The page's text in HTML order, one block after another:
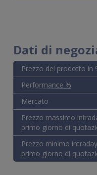
Dati di
Prezzo del prodotto in
Performance %
Mercato
Prezzo massimo
primo giorno di
Prezzo minimo
primo giorno di